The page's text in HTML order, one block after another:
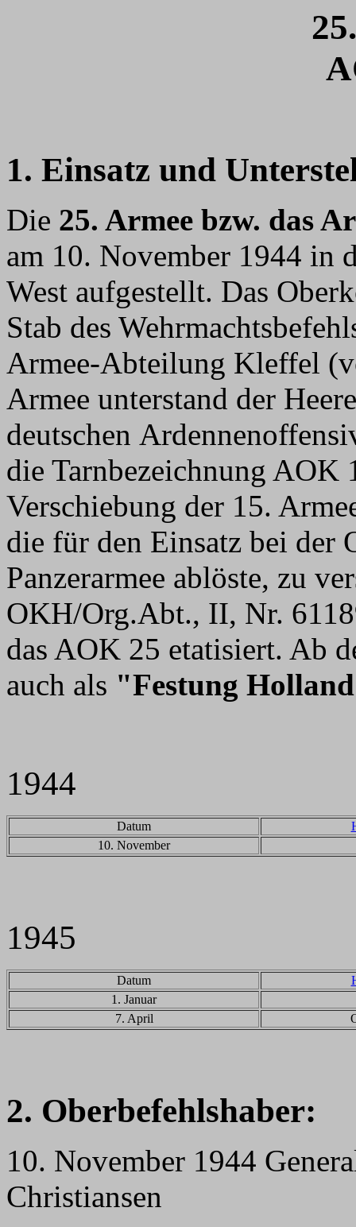
1. Einsatz und
Die 25. Armee bzw. das
am 10. November 1944 in
West aufgestellt. Das
Stab des
Armee-Abteilung Kleffel
Armee unterstand der
deutschen
die Tarnbezeichnung AOK
Verschiebung der 15.
die für den Einsatz bei der
Panzerarmee ablöste, zu
OKH/Org.Abt., II, Nr.
das AOK 25 etatisiert. Ab
auch als "Festung
1944
Datum
10. November
1945
Datum
1. Januar
7. April
2. Oberbefehlshaber:
10. November 1944
Christiansen